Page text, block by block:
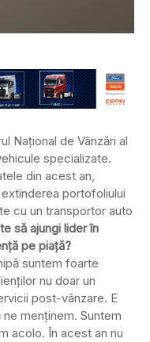
Național de Vânzări al
specializate.
din acest an,
portofoliului
cu un transportor auto
să ajungi lider în
pe piață?
suntem foarte
nu doar un
post-vânzare. E
menținem. Suntem
acolo. În acest an nu